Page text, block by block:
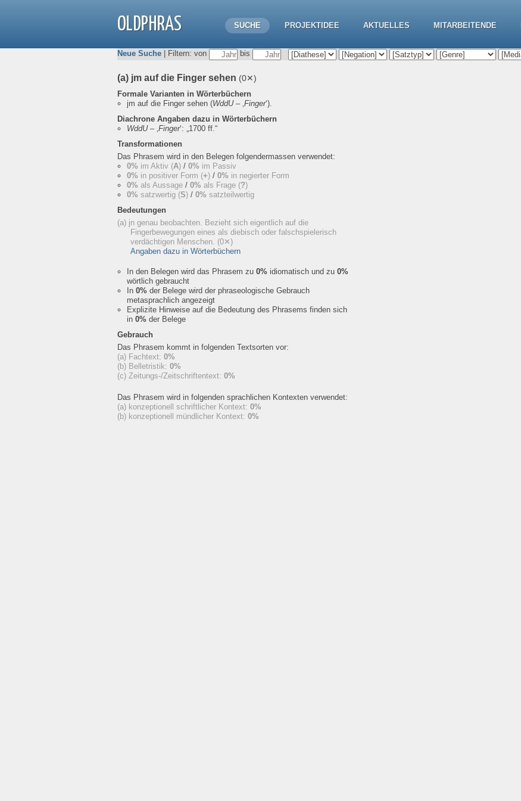
OLDPHRAS SUCHE PROJEKTIDEE AKTUELLES MITARBEITENDE
Neue Suche | Filtern: von bis
(a) jm auf die Finger sehen (0✕)
Formale Varianten in Wörterbüchern
jm auf die Finger sehen (WddU– ‚Finger‘).
Diachrone Angaben dazu in Wörterbüchern
WddU– ‚Finger‘: „1700 ff.“
Transformationen
Das Phrasem wird in den Belegen folgendermassen verwendet:
0% im Aktiv (A) / 0% im Passiv
0% in positiver Form (+) / 0% in negierter Form
0% als Aussage / 0% als Frage (?)
0% satzwertig (S) / 0% satzteilwertig
Bedeutungen
(a) jn genau beobachten. Bezieht sich eigentlich auf die
Fingerbewegungen eines als diebisch oder falschspielerisch
verdächtigen Menschen. (0✕)
Angaben dazu in Wörterbüchern
In den Belegen wird das Phrasem zu 0% idiomatisch und zu 0%
wörtlich gebraucht
In 0% der Belege wird der phraseologische Gebrauch
metasprachlich angezeigt
Explizite Hinweise auf die Bedeutung des Phrasems finden sich
in 0% der Belege
Gebrauch
Das Phrasem kommt in folgenden Textsorten vor:
(a) Fachtext: 0%
(b) Belletristik: 0%
(c) Zeitungs-/Zeitschriftentext: 0%
Das Phrasem wird in folgenden sprachlichen Kontexten verwendet:
(a) konzeptionell schriftlicher Kontext: 0%
(b) konzeptionell mündlicher Kontext: 0%